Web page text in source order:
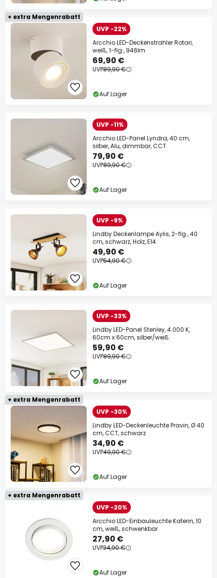
+ extra Mengenrabatt
UVP -22%
Arcchio LED-Deckenstrahler Rotari,
weiß, 1-flg., 946lm
69,90 €
UVP89,90 €
Auf Lager
UVP -11%
Arcchio LED-Panel Lyndra, 40 cm,
silber, Alu, dimmbar, CCT
79,90 €
UVP89,90 €
Auf Lager
UVP -9%
Lindby Deckenlampe Aylis, 2-flg., 40
cm, schwarz, Holz, E14
49,90 €
UVP54,90 €
Auf Lager
UVP -33%
Lindby LED-Panel Stenley, 4.000 K,
60cm x 60cm, silber/weiß
59,90 €
UVP89,90 €
Auf Lager
+ extra Mengenrabatt
UVP -30%
Lindby LED-Deckenleuchte Pravin, Ø 40
cm, CCT, schwarz
34,90 €
UVP49,90 €
Auf Lager
+ extra Mengenrabatt
UVP -20%
Arcchio LED-Einbauleuchte Katerin, 10
cm, weiß, schwenkbar
27,90 €
UVP34,90 €
Auf Lager